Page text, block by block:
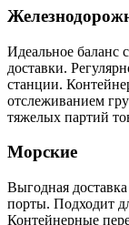
Идеальное баланс
доставки.
станции.
отслеживанием
тяжелых партий
Морские
Выгодная
порты. Подходит
Контейнерные